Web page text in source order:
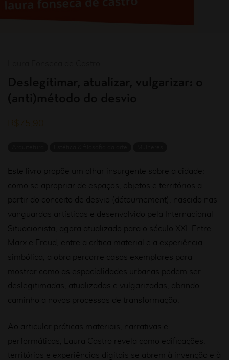
Este livro propõe um olhar insurgente sobre a cidade:
como se apropriar de espaços, objetos e territórios a
partir do conceito de desvio ( détournement ), nascido nas
vanguardas artísticas e desenvolvido pela Internacional
Situacionista, agora atualizado para o século XXI. Entre
Marx e Freud, entre a crítica material e a experiência
simbólica, a obra percorre casos exemplares para
mostrar como as espacialidades urbanas podem ser
deslegitimadas, atualizadas e vulgarizadas, abrindo
caminho a novos processos de transformação.
Ao articular práticas materiais, narrativas e
performáticas, Laura Castro revela como edificações,
territórios e experiências digitais se abrem à invenção e à